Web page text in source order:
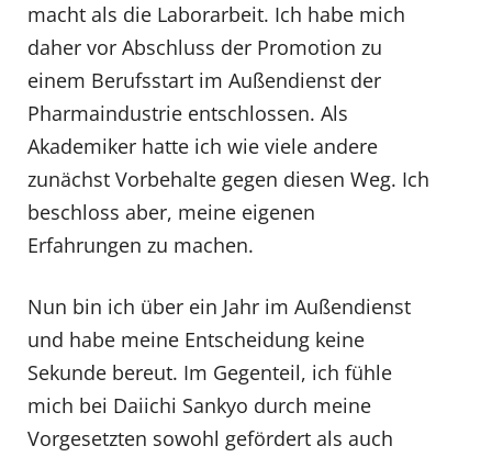
macht als die Laborarbeit. Ich habe mich
daher vor Abschluss der Promotion zu
einem Berufsstart im Außendienst der
Pharmaindustrie entschlossen. Als
Akademiker hatte ich wie viele andere
zunächst Vorbehalte gegen diesen Weg. Ich
beschloss aber, meine eigenen
Erfahrungen zu machen.
Nun bin ich über ein Jahr im Außendienst
und habe meine Entscheidung keine
Sekunde bereut. Im Gegenteil, ich fühle
mich bei Daiichi Sankyo durch meine
Vorgesetzten sowohl gefördert als auch